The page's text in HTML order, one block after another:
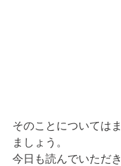
そのことについては
ましょう。
今日も読んでいただ